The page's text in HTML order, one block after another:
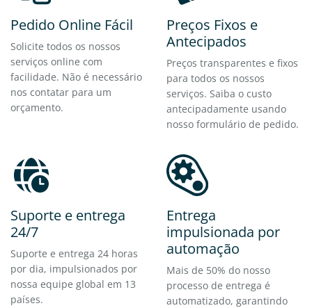
Pedido Online Fácil
Solicite todos os nossos
serviços online com
facilidade. Não é necessário
nos contatar para um
orçamento.
Preços Fixos e
Antecipados
Preços transparentes e fixos
para todos os nossos
serviços. Saiba o custo
antecipadamente usando
nosso formulário de pedido.
Suporte e entrega
24/7
Suporte e entrega 24 horas
por dia, impulsionados por
nossa equipe global em 13
países.
Entrega
impulsionada por
automação
Mais de 50% do nosso
processo de entrega é
automatizado, garantindo